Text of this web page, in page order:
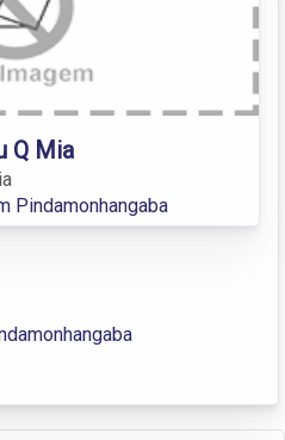
Q Mia
Pindamonhangaba